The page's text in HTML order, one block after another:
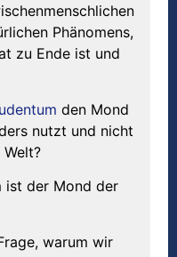
Phänomens,
zu Ende ist und
den Mond
nutzt und nicht
ist der Mond der
warum wir